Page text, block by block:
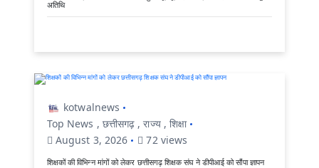
अतिथि
kotwalnews
Top News , छत्तीसगढ़ ,राज्य, शिक्षा
August 3, 2026
72 views
शिक्षकों की विभिन्न मांगों को लेकर छत्तीसगढ़ शिक्षक संघ ने डीपीआई को सौंपा ज्ञापन